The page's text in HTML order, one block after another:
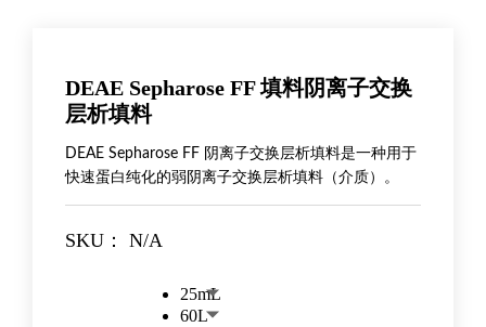
DEAE Sepharose FF 填料阴离子交换
层析填料
DEAE Sepharose FF 阴离子交换层析填料是一种用于
快速蛋白纯化的弱阴离子交换层析填料（介质）。
SKU： N/A
25mL
60L